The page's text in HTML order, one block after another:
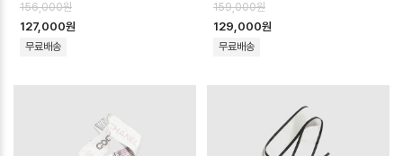
156,000원
127,000원
무료배송
159,000원
129,000원
무료배송